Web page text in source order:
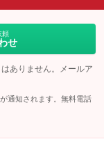
頼
せ
ありません。メールア
通知されます。無料電話